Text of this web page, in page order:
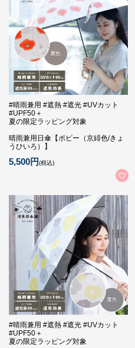
#晴雨兼用 #遮熱 #遮光 #UVカット
#UPF50＋
夏の限定ラッピング対象
晴雨兼用日傘【ポピー（京緋色/きょ
うひいろ）】
5,500円(税込)
#晴雨兼用 #遮熱 #遮光 #UVカット
#UPF50＋
夏の限定ラッピング対象